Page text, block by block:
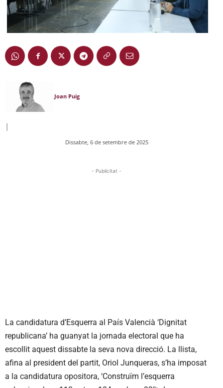
Joan Puig
|
Dissabte, 6 de setembre de 2025
- Publicitat -
La candidatura d’Esquerra al País Valencià ‘Dignitat
republicana’ ha guanyat la jornada electoral que ha
escollit aquest dissabte la seva nova direcció. La llista,
afina al president del partit, Oriol Junqueras, s’ha imposat
a la candidatura opositora, ‘Construïm l’esquerra